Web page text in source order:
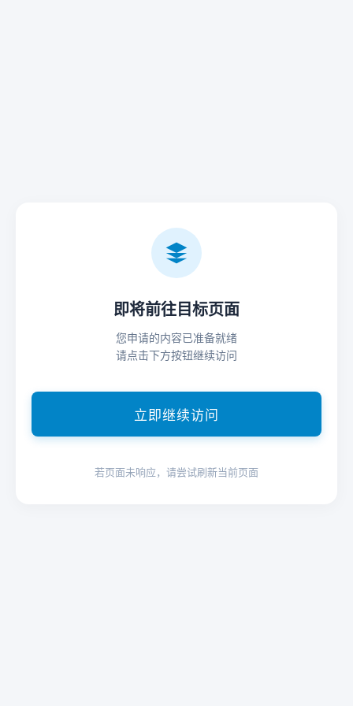
即将前往目标页面
您申请的内容已准备就绪
请点击下方按钮继续访问
立即继续访问
若页面未响应，请尝试刷新当前页面